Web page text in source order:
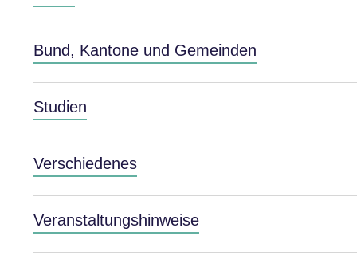
Bund, Kantone und Gemeinden
Studien
Verschiedenes
Veranstaltungshinweise